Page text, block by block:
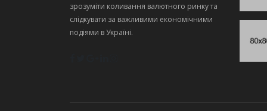
зрозуміти коливання валютного ринку та
слідкувати за важливими економічними
подіями в Україні.